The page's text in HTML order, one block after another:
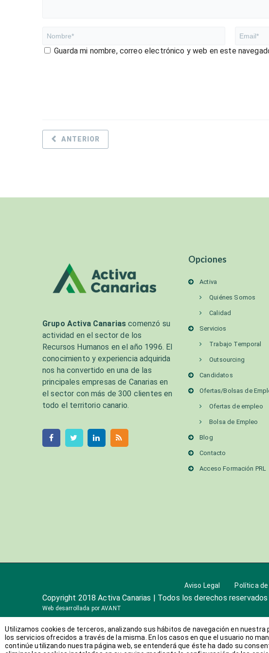
Guarda mi nombre, correo electrónico y web en este
ANTERIOR
Grupo Activa Canarias comenzó su
actividad en el sector de los
Recursos Humanos en el año 1996. El
conocimiento y experiencia adquirida
nos ha convertido en una de las
principales empresas de Canarias en
el sector con más de 300 clientes en
todo el territorio canario.
Opciones
Activa
Quiénes Somos
Calidad
Servicios
Trabajo Temporal
Outsourcing
Candidatos
Ofertas/Bolsas de
Ofertas de empleo
Bolsa de Empleo
Blog
Contacto
Acceso Formación PRL
Aviso Legal Política
Copyright 2018 Activa Canarias | Todos los derechos reservados
Web desarrollada porAVANT
Utilizamos cookies de terceros, analizando sus hábitos de navegación en
los servicios ofrecidos a través de la misma. En los casos en que el usuario no
continúe utilizando nuestra página web, se entenderá que éste ha dado su